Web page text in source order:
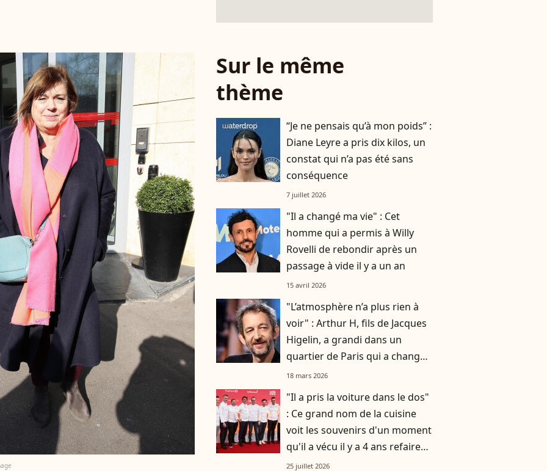
Sur le même
thème
“Je ne pensais qu’à mon poids” :
Diane Leyre a pris dix kilos, un
constat qui n’a pas été sans
conséquence
7 juillet 2026
"Il a changé ma vie" : Cet
homme qui a permis à Willy
Rovelli de rebondir après un
passage à vide il y a un an
15 avril 2026
"L’atmosphère n’a plus rien à
voir" : Arthur H, fils de Jacques
Higelin, a grandi dans un
quartier de Paris qui a changé
du tout au tout
18 mars 2026
"Il a pris la voiture dans le dos"
: Ce grand nom de la cuisine
voit les souvenirs d'un moment
qu'il a vécu il y a 4 ans refaire
surface
25 juillet 2026